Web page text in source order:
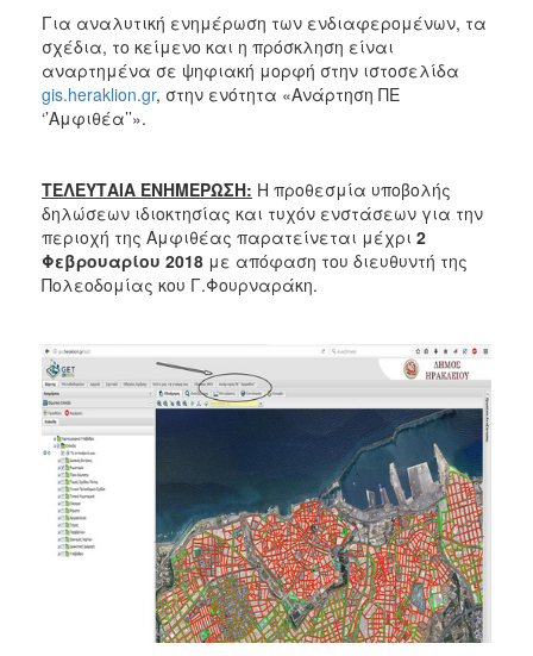
Για αναλυτική ενημέρωση των ενδιαφερομένων, τα
σχέδια, το κείμενο και η πρόσκληση είναι
αναρτημένα σε ψηφιακή μορφή στην ιστοσελίδα
gis.heraklion.gr, στην ενότητα «Ανάρτηση ΠΕ
‘’Αμφιθέα’’».
ΤΕΛΕΥΤΑΙΑ ΕΝΗΜΕΡΩΣΗ: Η προθεσμία υποβολής
δηλώσεων ιδιοκτησίας και τυχόν ενστάσεων για την
περιοχή της Αμφιθέας παρατείνεται μέχρι 2
Φεβρουαρίου 2018 με απόφαση του διευθυντή της
Πολεοδομίας κου Γ.Φουρναράκη.